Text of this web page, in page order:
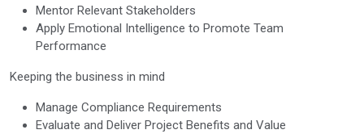
Mentor Relevant Stakeholders
Apply Emotional Intelligence to Promote Team
Performance
Keeping the business in mind
Manage Compliance Requirements
Evaluate and Deliver Project Benefits and Value